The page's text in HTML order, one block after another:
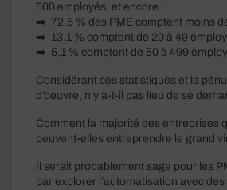
500 employés, et encore :
➡️ 72,5 % des PME comptent moins
➡️ 13,1 % comptent de 20 à 49
➡️ 5,1 % comptent de 50 à 499
Considérant ces statistiques et la
d’oeuvre, n’y a-t-il pas lieu de se
Comment la majorité des entreprises
peuvent-elles entreprendre le grand
Il serait probablement sage pour les
par explorer l’automatisation avec